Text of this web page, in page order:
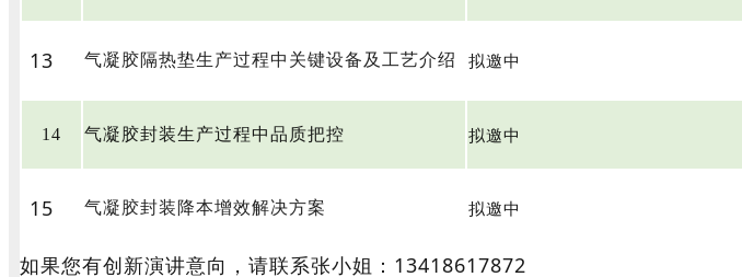
13 气凝胶隔热垫生产过程中关键设备及工艺介绍 拟邀中
14 气凝胶封装生产过程中品质把控 拟邀中
15 气凝胶封装降本增效解决方案 拟邀中
如果您有创新演讲意向，请联系张小姐：13418617872